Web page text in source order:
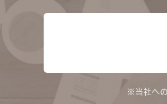
※当社へ